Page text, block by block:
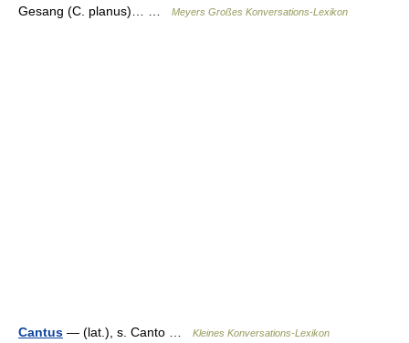
Gesang (C. planus)… …
Meyers Großes Konversations-Lexikon
Cantus — (lat.), s. Canto … Kleines Konversations-Lexikon